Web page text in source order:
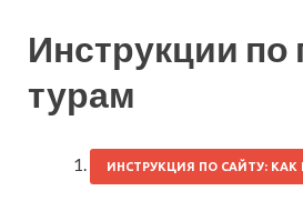
Инструкции
турам
ИНСТРУКЦИЯ ПО САЙТУ: